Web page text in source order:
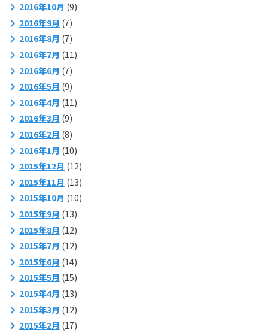
2016年10月 (9)
2016年9月 (7)
2016年8月 (7)
2016年7月 (11)
2016年6月 (7)
2016年5月 (9)
2016年4月 (11)
2016年3月 (9)
2016年2月 (8)
2016年1月 (10)
2015年12月 (12)
2015年11月 (13)
2015年10月 (10)
2015年9月 (13)
2015年8月 (12)
2015年7月 (12)
2015年6月 (14)
2015年5月 (15)
2015年4月 (13)
2015年3月 (12)
2015年2月 (17)